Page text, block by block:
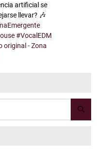
artificial se
llevar? 🎶
#VocalEDM
original - Zona